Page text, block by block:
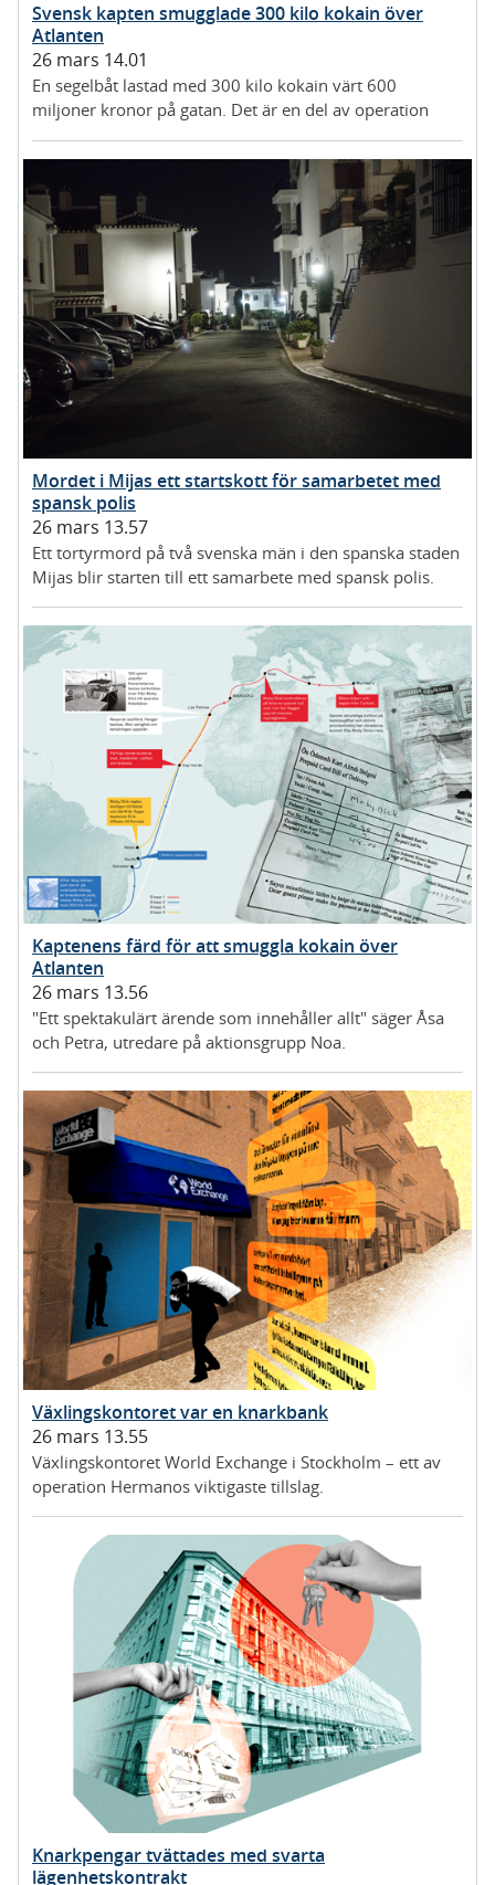
Svensk kapten smugglade 300 kilo kokain över
Atlanten
26 mars 14.01
En segelbåt lastad med 300 kilo kokain värt 600
miljoner kronor på gatan. Det är en del av operation
Mordet i Mijas ett startskott för samarbetet med
spansk polis
26 mars 13.57
Ett tortyrmord på två svenska män i den spanska staden
Mijas blir starten till ett samarbete med spansk polis.
Kaptenens färd för att smuggla kokain över
Atlanten
26 mars 13.56
"Ett spektakulärt ärende som innehåller allt" säger Åsa
och Petra, utredare på aktionsgrupp Noa.
Växlingskontoret var en knarkbank
26 mars 13.55
Växlingskontoret World Exchange i Stockholm – ett av
operation Hermanos viktigaste tillslag.
Knarkpengar tvättades med svarta
lägenhetskontrakt